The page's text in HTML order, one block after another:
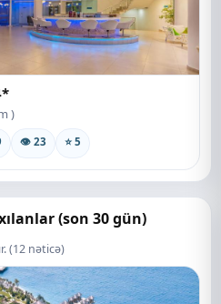
)
👁 23 ⭐ 5
(son 30 gün)
(12 nəticə)